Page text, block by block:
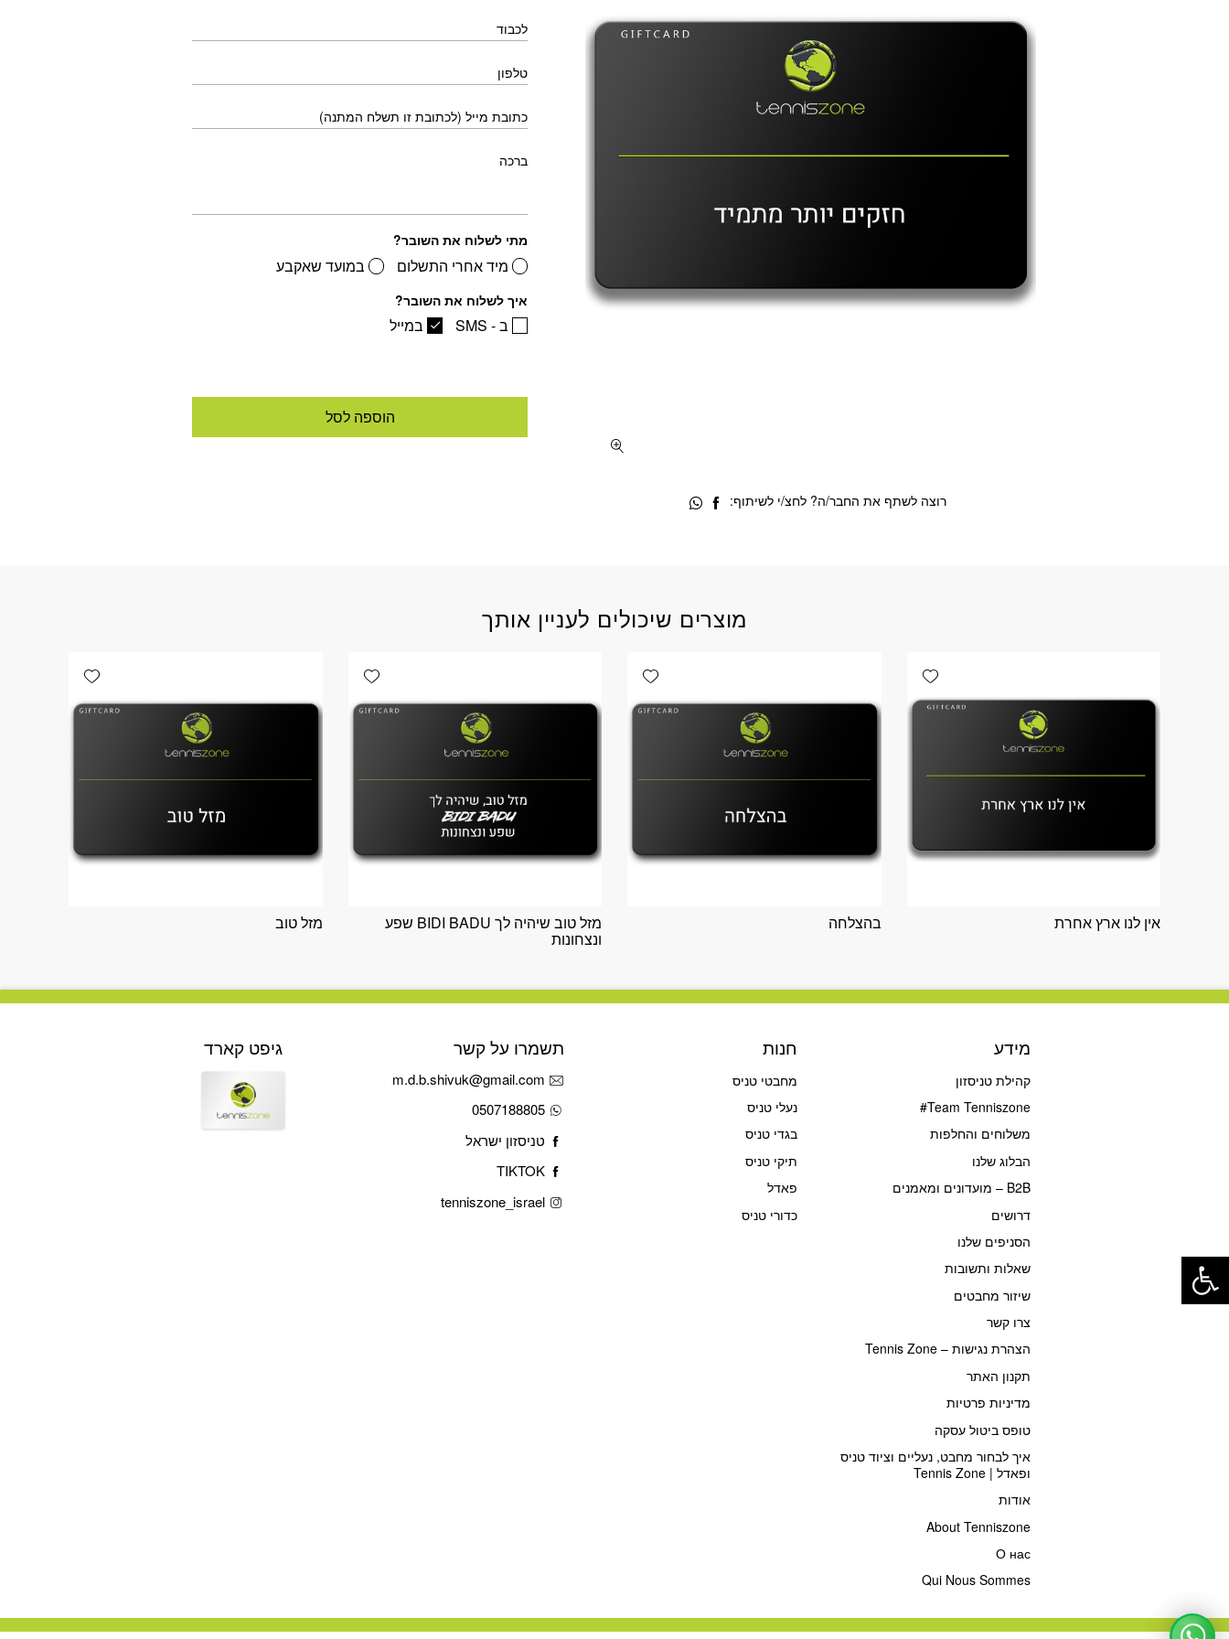
לכבוד
טלפון
כתובת מייל (לכתובת זו תשלח המתנה)
ברכה
מתי לשלוח את השובר?
מיד אחרי התשלום במועד שאקבע
איך לשלוח את השובר?
ב - SMS במייל
הוספה לסל
רוצה לשתף את החבר/ה? לחצ/י לשיתוף:
מוצרים שיכולים לעניין אותך
Add wishlist
אין לנו ארץ אחרת
Add wishlist
בהצלחה
Add wishlist
מזל טוב שיהיה לך BIDI BADU שפע
ונצחונות
Add wishlist
מזל טוב
מידע
קהילת טניסזון
Team Tenniszone#
משלוחים והחלפות
הבלוג שלנו
B2B – מועדונים ומאמנים
דרושים
הסניפים שלנו
שאלות ותשובות
שיזור מחבטים
צרו קשר
הצהרת נגישות – Tennis Zone
תקנון האתר
מדיניות פרטיות
טופס ביטול עסקה
איך לבחור מחבט, נעליים וציוד טניס
ופאדל | Tennis Zone
אודות
About Tenniszone
О нас
Qui Nous Sommes
חנות
מחבטי טניס
נעלי טניס
בגדי טניס
תיקי טניס
פאדל
כדורי טניס
תשמרו על קשר
m.d.b.shivuk@gmail.com
0507188805
טניסזון ישראל
TIKTOK
tenniszone_israel
גיפט קארד
פתח סרגל נגישות